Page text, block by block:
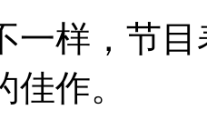
样，节目
作。